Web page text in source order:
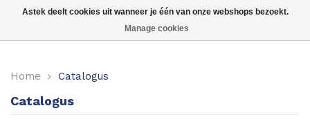
Home Catalogus
Catalogus
Astek deelt cookies uit wanneer je één van onze webshops bezoekt.
Manage cookies